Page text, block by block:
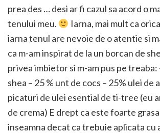
prea des … desi ar fi cazul sa acord o
tenului meu.
Iarna, mai mult ca
iarna tenul are nevoie de o atentie si
ca m-am inspirat de la un borcan de
privea imbietor si m-am pus pe treaba:
shea – 25 % unt de cocs – 25% ulei de
picaturi de ulei esential de ti-tree (eu
de crema) E drept ca este foarte
inseamna decat ca trebuie aplicata cu